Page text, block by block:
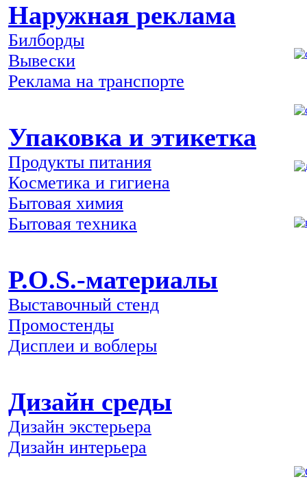
Наружная реклама
Билборды
Вывески
Реклама на транспорте
Упаковка и этикетка
Продукты питания
Косметика и гигиена
Бытовая химия
Бытовая техника
P.O.S.-материалы
Выставочный стенд
Промостенды
Дисплеи и воблеры
Дизайн среды
Дизайн экстерьера
Дизайн интерьера